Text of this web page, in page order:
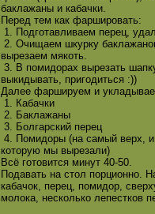
баклажаны и кабачки.
Перед тем как фаршировать:
1. Подготавливаем перец,
2. Очищаем шкурку
вырезаем мякоть.
3. В помидорах вырезать
выкидывать, пригодиться :))
Далее фаршируем и
1. Кабачки
2. Баклажаны
3. Болгарский перец
4. Помидоры (на самый верх,
которую мы вырезали)
Всё готовится минут 40-50.
Подавать на стол порционно.
кабачок, перец, помидор,
молока, несколько лепестков